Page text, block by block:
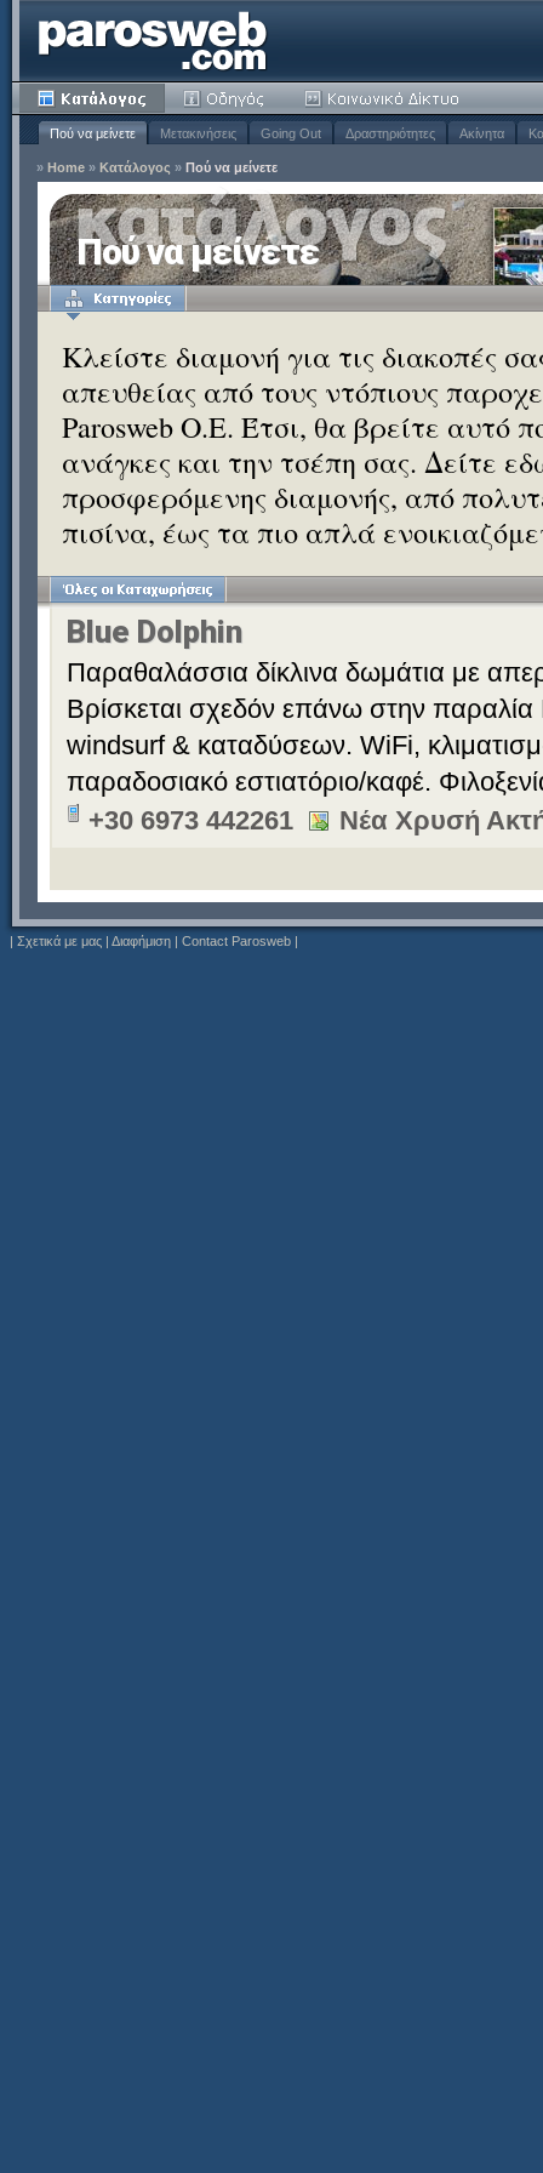
Πού να μείνετε Μετακινήσεις Going Out Δραστηριότητες Ακίνητα
» Home » Κατάλογος » Πού να μείνετε
Πού να μείνετε
Κλείστε διαμονή για τις διακοπές
απευθείας από τους ντόπιους
Parosweb Ο.Ε. Έτσι, θα βρείτε αυτό
ανάγκες και την τσέπη σας. Δείτε
προσφερόμενης διαμονής, από
πισίνα, έως τα πιο απλά
Blue Dolphin
Παραθαλάσσια δίκλινα δωμάτια με
Βρίσκεται σχεδόν επάνω στην
windsurf & καταδύσεων. WiFi,
παραδοσιακό εστιατόριο/καφέ.
+30 6973 442261
Νέα Χρυσή
| Σχετικά με μας | Διαφήμιση | Contact Parosweb |